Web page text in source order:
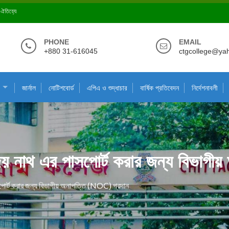
ঐতিহ্যে
PHONE
+880 31-616045
EMAIL
জার্নাল নোটিশবোর্ড এপিএ ও শুদ্ধাচার বার্ষিক প্রতিবেদন নির্দেশনাবলী
নাথ এর পাসপোর্ট করার জন্য
করার জন্য বিভাগীয় অনাপত্তি (NOC) প্রদান